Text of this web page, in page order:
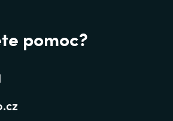
pomoc?